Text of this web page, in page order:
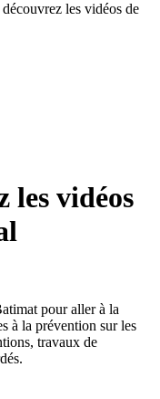
les vidéos de
les vidéos
pour aller à la
à la prévention sur les
travaux de